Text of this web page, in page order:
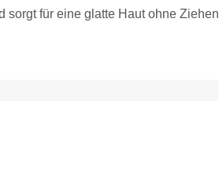
sorgt für eine glatte Haut ohne Ziehen